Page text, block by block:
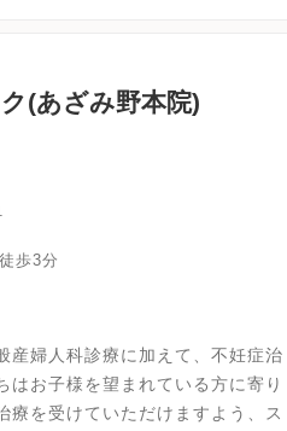
(あざみ野本院)
歩3分
産婦人科診療に加えて、不妊症治
はお子様を望まれている方に寄り
療を受けていただけますよう、ス